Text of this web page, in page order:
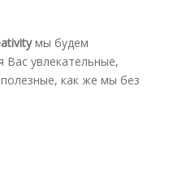
мы будем
Вас увлекательные,
как же мы без